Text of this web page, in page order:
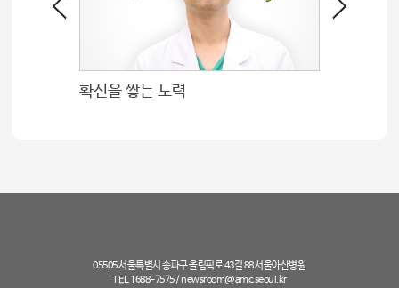
확신을 쌓는 노력
05505 서울특별시 송파구 올림픽로 43길 88 서울아산병원
TEL 1688-7575 /newsroom@amc.seoul.kr